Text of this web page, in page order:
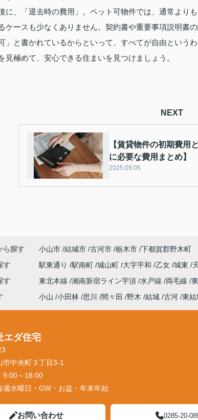
に、「退去時の費用」。ペット可物件では、通常より
ケースも少なくありません。契約書や重要事項説明書
」と書かれているからといって、すべてが自由という
見極めて、安心できる住まいを見つけましょう。
NEXT
【賃貸物件の初期費用
に必要な費用まとめ】
2025.09.05
ら探す 小山市 結城市 古河市 栃木市 下都賀郡野木町
す
駅東通り 駅南町 城山町 大字平和 乙女 城東
す
東北本線 湘南新宿ライン宇須 水戸線 両毛線
小山 小田林 思川 間々田 野木 結城 古河 東結
エダ住宅
市中央町３丁目3-1
9:00～18:00
週水曜日・GW・お盆・年末年始
お問い合わせ 0285-20-